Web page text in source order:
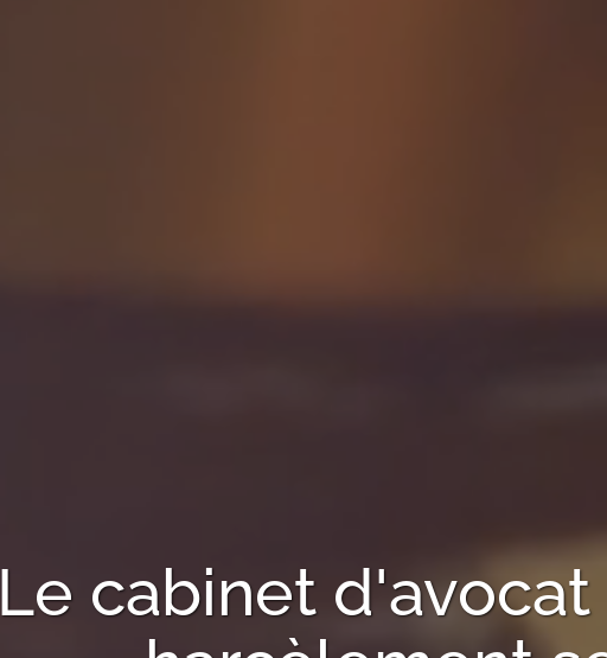
Le cabinet